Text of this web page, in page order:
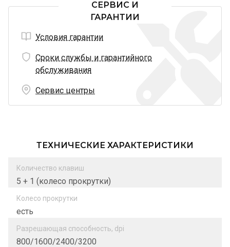
СЕРВИС И
ГАРАНТИИ
Условия гарантии
Сроки службы и гарантийного
обслуживания
Сервис центры
ТЕХНИЧЕСКИЕ ХАРАКТЕРИСТИКИ
Количество клавиш
5 + 1 (колесо прокрутки)
Колесо прокрутки
есть
Разрешающая способность, dpi
800/1600/2400/3200